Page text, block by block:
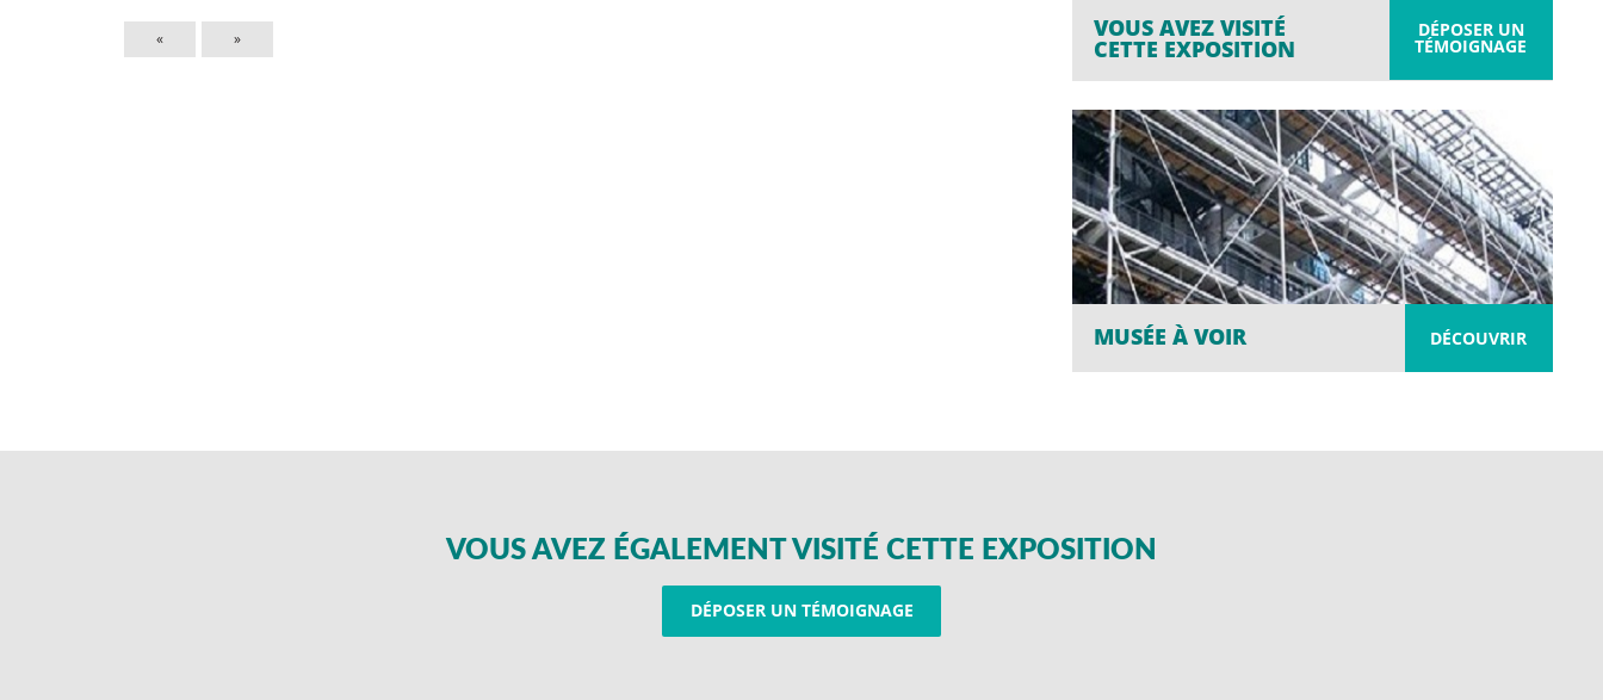
« » DÉPOSER UN
TÉMOIGNAGE
VOUS AVEZ VISITÉ
CETTE EXPOSITION
DÉCOUVRIR
MUSÉE À VOIR
VOUS AVEZ ÉGALEMENT VISITÉ CETTE EXPOSITION
DÉPOSER UN TÉMOIGNAGE